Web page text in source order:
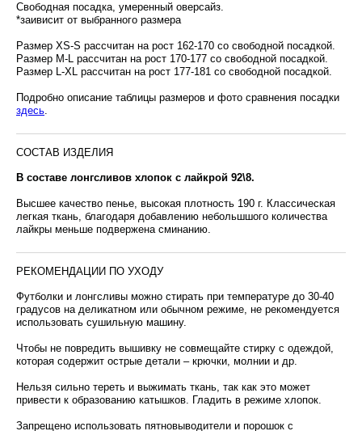
Свободная посадка, умеренный оверсайз.
*заивисит от выбранного размера
Размер XS-S рассчитан на рост 162-170 со свободной посадкой.
Размер M-L рассчитан на рост 170-177 со свободной посадкой.
Размер L-XL рассчитан на рост 177-181 со свободной посадкой.
Подробно описание таблицы размеров и фото сравнения посадки
здесь.
СОСТАВ ИЗДЕЛИЯ
В составе лонгсливов хлопок с лайкрой 92\8.
Высшее качество пенье, высокая плотность 190 г. Классическая
легкая ткань, благодаря добавлению небольшшого количества
лайкры меньше подвержена сминанию.
РЕКОМЕНДАЦИИ ПО УХОДУ
Футболки и лонгсливы можно стирать при температуре до 30-40
градусов на деликатном или обычном режиме, не рекомендуется
использовать сушильную машину.
Чтобы не повредить вышивку не совмещайте стирку с одеждой,
которая содержит острые детали – крючки, молнии и др.
Нельзя сильно тереть и выжимать ткань, так как это может
привести к образованию катышков. Гладить в режиме хлопок.
Запрещено использовать пятновыводители и порошок с